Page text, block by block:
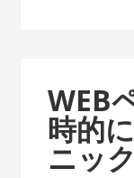
WEB
時的
ニック